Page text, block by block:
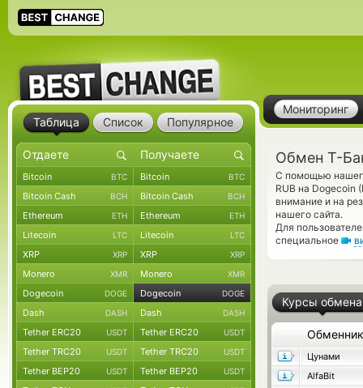
Мониторинг
Обмен Т-
С помощью
RUB на Dogecoin
внимание и на
нашего сайта.
Для
специальное
Курсы обмена
Обменник
Цунами
AlfaBit
Таблица Список Популярное
Bitcoin BTC Bitcoin BTC
Bitcoin Cash BCH Bitcoin Cash BCH
Ethereum ETH Ethereum ETH
Litecoin LTC Litecoin LTC
XRP XRP XRP XRP
Monero XMR Monero XMR
Dogecoin DOGE Dogecoin DOGE
Dash DASH Dash DASH
Tether ERC20 USDT Tether ERC20 USDT
Tether TRC20 USDT Tether TRC20 USDT
Tether BEP20 USDT Tether BEP20 USDT